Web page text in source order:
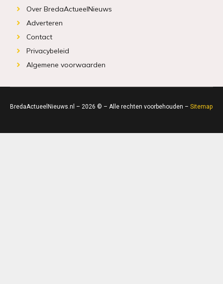
Over BredaActueelNieuws
Adverteren
Contact
Privacybeleid
Algemene voorwaarden
BredaActueelNieuws.nl – 2026 © – Alle rechten voorbehouden – Sitemap